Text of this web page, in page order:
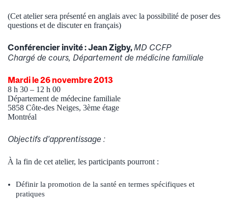
(Cet atelier sera présenté en anglais avec la possibilité de poser des
questions et de discuter en français)
Conférencier invité : Jean Zigby, MD CCFP
Chargé de cours, Département de médicine familiale
Mardi le26 novembre2013
8 h 30 – 12 h 00
Département de médecine familiale
5858 Côte-des Neiges, 3ème étage
Montréal
Objectifs d’apprentissage :
À la fin de cet atelier, les participants pourront :
Définir la promotion de la santé en termes spécifiques et
pratiques